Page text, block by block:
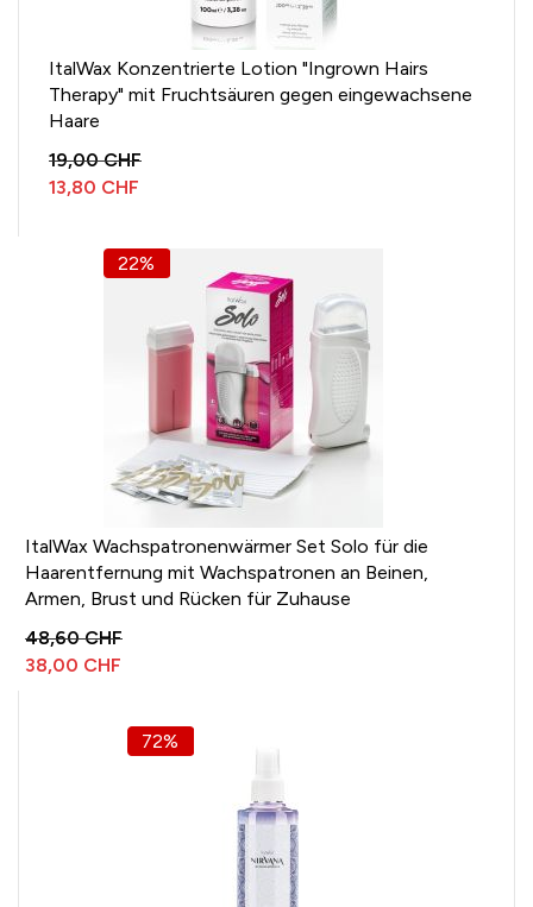
ItalWax Konzentrierte Lotion "Ingrown Hairs
Therapy" mit Fruchtsäuren gegen eingewachsene
Haare
13,80 CHF
19,00 CHF
22%
ItalWax Wachspatronenwärmer Set Solo für die
Haarentfernung mit Wachspatronen an Beinen,
Armen, Brust und Rücken für Zuhause
38,00 CHF
48,60 CHF
72%